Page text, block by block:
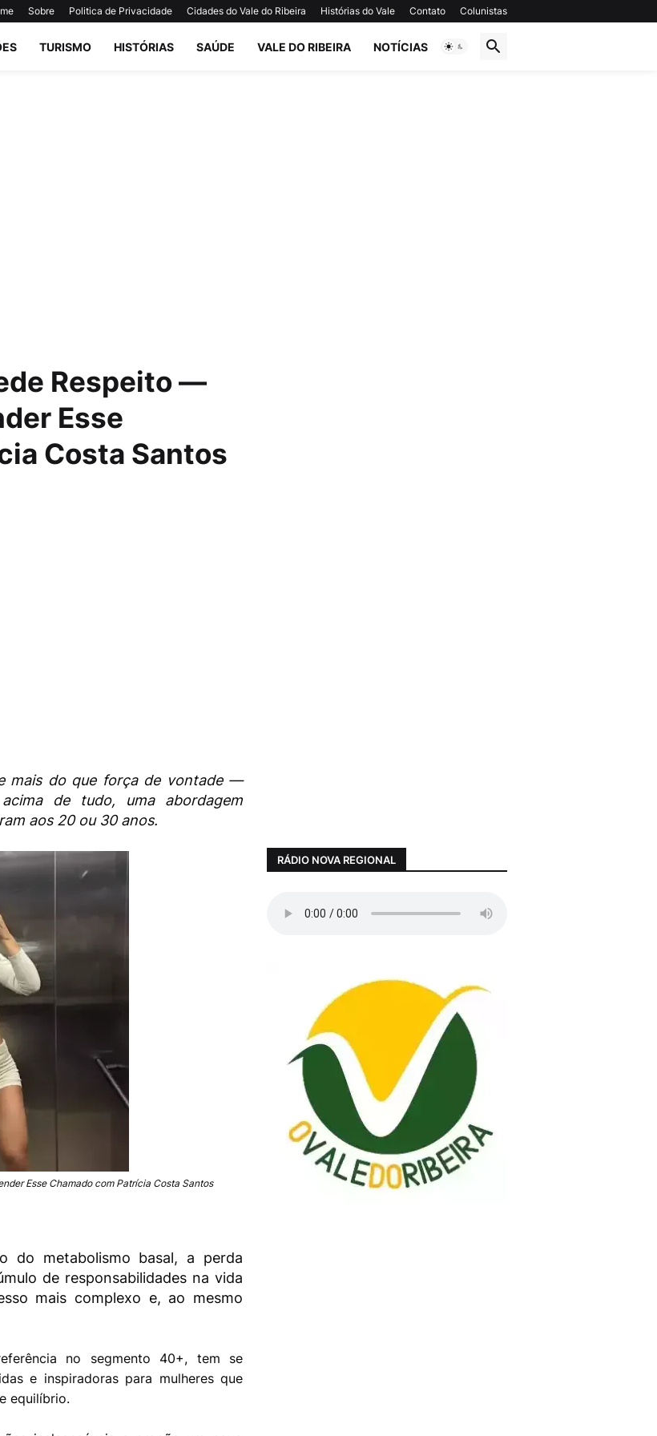
Sobre Politica de Privacidade Cidades do Vale do Ribeira Histórias do Vale Contato Colunistas
TURISMO HISTÓRIAS SAÚDE VALE DO RIBEIRA NOTÍCIAS
Respeito —
Esse
Costa Santos
mais do que força de vontade —
de tudo, uma abordagem
aos 20 ou 30 anos.
Esse Chamado com Patrícia Costa Santos
do metabolismo basal, a perda
de responsabilidades na vida
mais complexo e, ao mesmo
no segmento 40+, tem se
e inspiradoras para mulheres que
equilíbrio.
RÁDIO NOVA REGIONAL